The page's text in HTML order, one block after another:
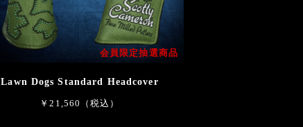
会員限定抽選商品
Lawn Dogs Standard Headcover
￥21,560（税込）